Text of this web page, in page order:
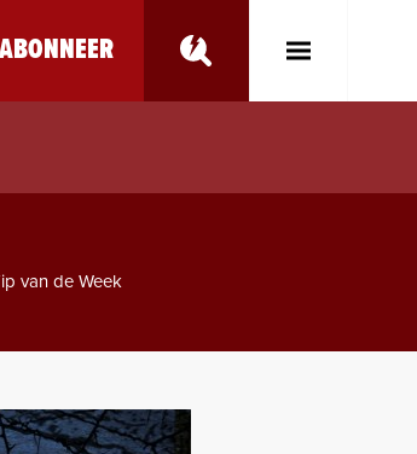
ABONNEER
Toggle
van de Week